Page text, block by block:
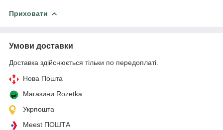
Приховати
Умови доставки
Доставка здійснюється тільки по передоплаті.
Нова Пошта
Магазини Rozetka
Укрпошта
Meest ПОШТА